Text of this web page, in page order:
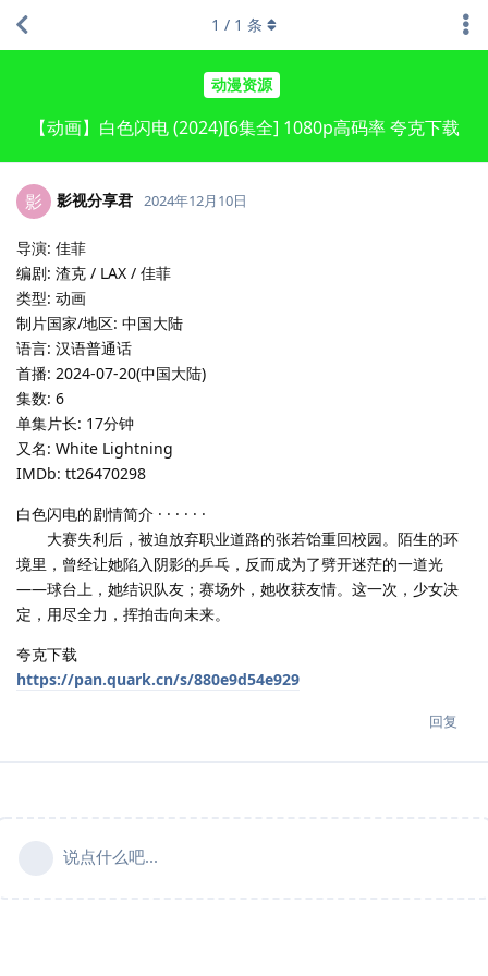
动漫资源
【动画】白色闪电 (2024)[6集全] 1080p高码率 夸克下载
1 / 1 条
影 影视分享君 2024年12月10日
导演: 佳菲
编剧: 渣克 / LAX / 佳菲
类型: 动画
制片国家/地区: 中国大陆
语言: 汉语普通话
首播: 2024-07-20(中国大陆)
集数: 6
单集片长: 17分钟
又名: White Lightning
IMDb: tt26470298
白色闪电的剧情简介 · · · · · ·
大赛失利后，被迫放弃职业道路的张若饴重回校园。陌生的环
境里，曾经让她陷入阴影的乒乓，反而成为了劈开迷茫的一道光
——球台上，她结识队友；赛场外，她收获友情。这一次，少女决
定，用尽全力，挥拍击向未来。
夸克下载
https://pan.quark.cn/s/880e9d54e929
回复
说点什么吧...